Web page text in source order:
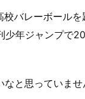
校バレーボール
年ジャンプで
と思っていませ